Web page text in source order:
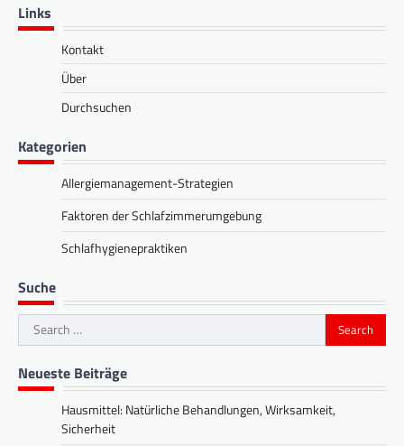
Links
Kontakt
Über
Durchsuchen
Kategorien
Allergiemanagement-Strategien
Faktoren der Schlafzimmerumgebung
Schlafhygienepraktiken
Suche
Search
for:
Neueste Beiträge
Hausmittel: Natürliche Behandlungen, Wirksamkeit,
Sicherheit